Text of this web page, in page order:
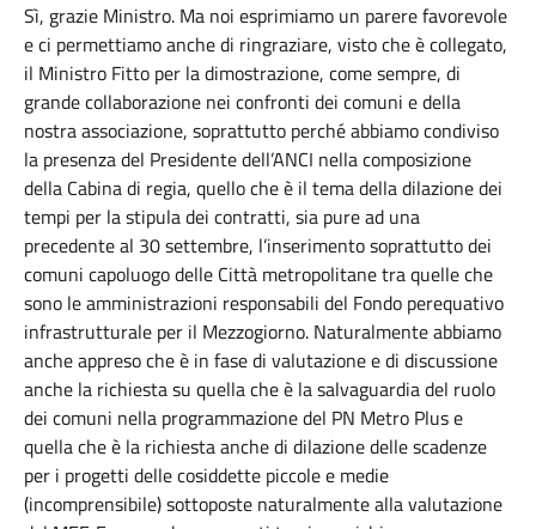
Sì, grazie Ministro. Ma noi esprimiamo un parere favorevole
e ci permettiamo anche di ringraziare, visto che è collegato,
il Ministro Fitto per la dimostrazione, come sempre, di
grande collaborazione nei confronti dei comuni e della
nostra associazione, soprattutto perché abbiamo condiviso
la presenza del Presidente dell’ANCI nella composizione
della Cabina di regia, quello che è il tema della dilazione dei
tempi per la stipula dei contratti, sia pure ad una
precedente al 30 settembre, l’inserimento soprattutto dei
comuni capoluogo delle Città metropolitane tra quelle che
sono le amministrazioni responsabili del Fondo perequativo
infrastrutturale per il Mezzogiorno. Naturalmente abbiamo
anche appreso che è in fase di valutazione e di discussione
anche la richiesta su quella che è la salvaguardia del ruolo
dei comuni nella programmazione del PN Metro Plus e
quella che è la richiesta anche di dilazione delle scadenze
per i progetti delle cosiddette piccole e medie
(incomprensibile) sottoposte naturalmente alla valutazione